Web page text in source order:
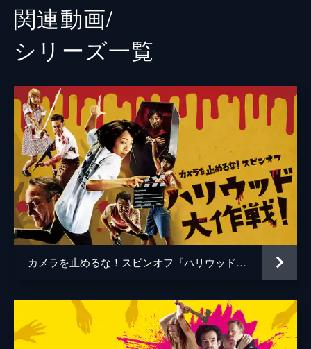
笹原芳子
栗原綾奈 合田純奈
松浦早希 浅森咲希奈
松本逢花 秋山ゆずき
谷口智和 山口友和
藤丸拓哉 藤村拓矢
黒岡大吾 イワゴウサトシ
相田舞 高橋恭子
監督 上田慎一郎
脚本 上田慎一郎
関連動画/
シリーズ⼀覧
カメラを止めるな！スピンオフ『ハリウッド大作戦!』